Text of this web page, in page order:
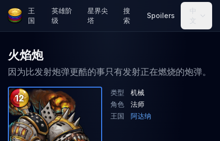
王
国
英雄阶
级
星界尖
塔
搜
索
Spoilers
中
文
火焰炮
因为比发射炮弹更酷的事只有发射正在燃烧的炮弹。
12
类型
机械
角色
法师
王国
阿达纳